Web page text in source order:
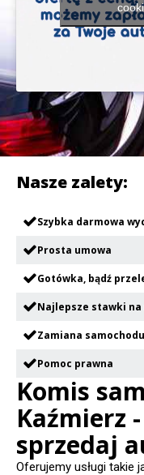
Nasze zalety:
Szybka darmowa
Prosta umowa
Gotówka, bądź
Najlepsze stawki
Zamiana samochodu
Pomoc prawna
Komis
Kaźmierz
sprzedaj
Oferujemy usługi takie